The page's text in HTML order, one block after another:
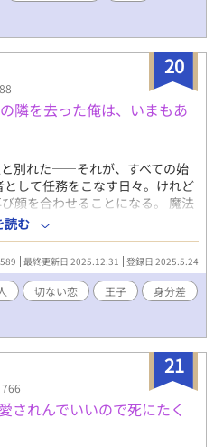
20
隣を去った俺は、いまもあ
別れた――それが、すべての始
して任務をこなす日々。けれど
顔を合わせることになる。 魔法
平和を取り戻しつつあるこの世
、交差する。 過去を捨てたはず
すれ違った時間の中に、まだ消え
、「終わったはずの恋」に、も
温かい、“再会”から始まるファ
と3年後に再会/主人公は冒険者/
ピー AI比較企画作品
読む
最終更新日 2025.12.31 登録日 2025.5.24
切ない恋 王子
身分差
21
されんでいいので死にたく